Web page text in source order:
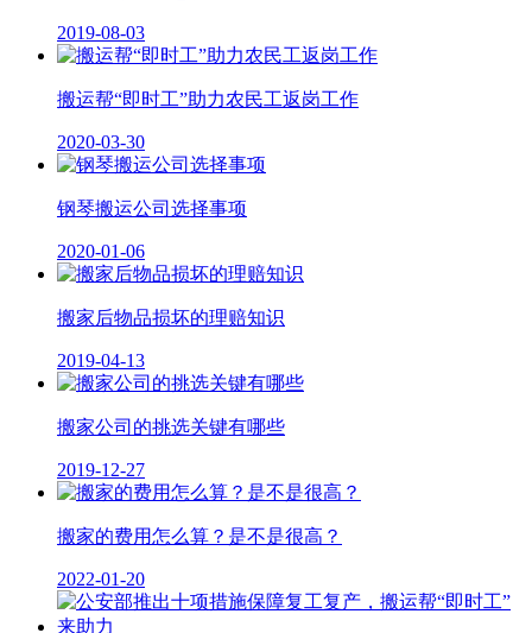
2019-08-03
搬运帮“即时工”助力农民工返岗工作
2020-03-30
钢琴搬运公司选择事项
2020-01-06
搬家后物品损坏的理赔知识
2019-04-13
搬家公司的挑选关键有哪些
2019-12-27
搬家的费用怎么算？是不是很高？
2022-01-20